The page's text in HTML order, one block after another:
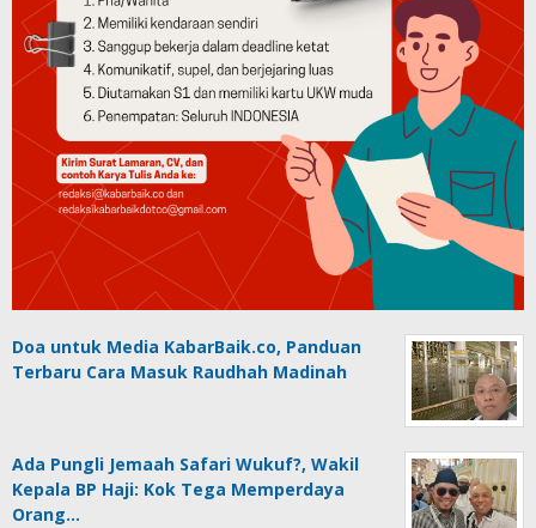
Doa untuk Media KabarBaik.co, Panduan
Terbaru Cara Masuk Raudhah Madinah
Ada Pungli Jemaah Safari Wukuf?, Wakil
Kepala BP Haji: Kok Tega Memperdaya
Orang…